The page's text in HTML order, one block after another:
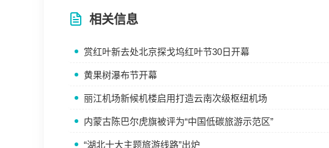
相关信息
赏红叶新去处北京探戈坞红叶节30日开幕
黄果树瀑布节开幕
丽江机场新候机楼启用打造云南次级枢纽机场
内蒙古陈巴尔虎旗被评为“中国低碳旅游示范区”
“湖北十大主题旅游线路”出炉